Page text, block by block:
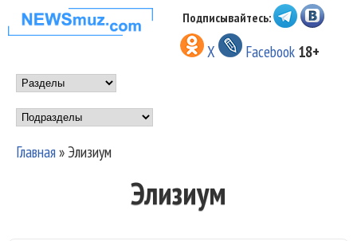
Перейти к основному
содержанию
НОВОСТИ
МУЗЫКИ И
ШОУ БИЗНЕСА
NEWSMUZ.COM
Подписывайтесь:
X Facebook 18+
Main menu
Подразделы
Главная»Элизиум
Элизиум